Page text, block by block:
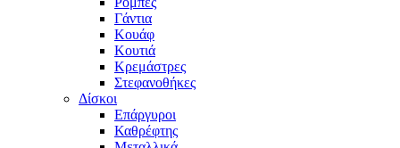
Γάντια
Κουάφ
Κουτιά
Κρεμάστρες
Στεφανοθήκες
Δίσκοι
Επάργυροι
Καθρέφτης